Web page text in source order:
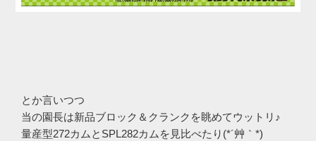
とか言いつつ
当の園長は新品ブロック＆クランクを眺めてウットリ♪
量産型272カムとSPL282カムを見比べたり(*´艸｀*)